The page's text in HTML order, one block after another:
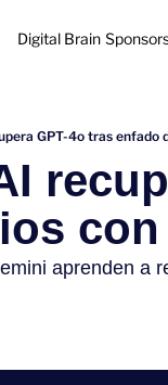
Digital Brain
GPT-4o tras enfado
con
aprenden a